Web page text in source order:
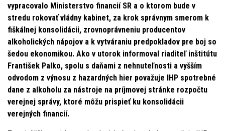
vypracovalo Ministerstvo financií SR a o ktorom bude v
stredu rokovať vládny kabinet, za krok správnym smerom k
fiškálnej konsolidácii, zrovnoprávneniu producentov
alkoholických nápojov a k vytváraniu predpokladov pre boj so
šedou ekonomikou. Ako v utorok informoval riaditeľ inštitútu
František Palko, spolu s daňami z nehnuteľnosti a vyšším
odvodom z výnosu z hazardných hier považuje IHP spotrebné
dane z alkoholu za nástroje na príjmovej stránke rozpočtu
verejnej správy, ktoré môžu prispieť ku konsolidácii
verejných financií.